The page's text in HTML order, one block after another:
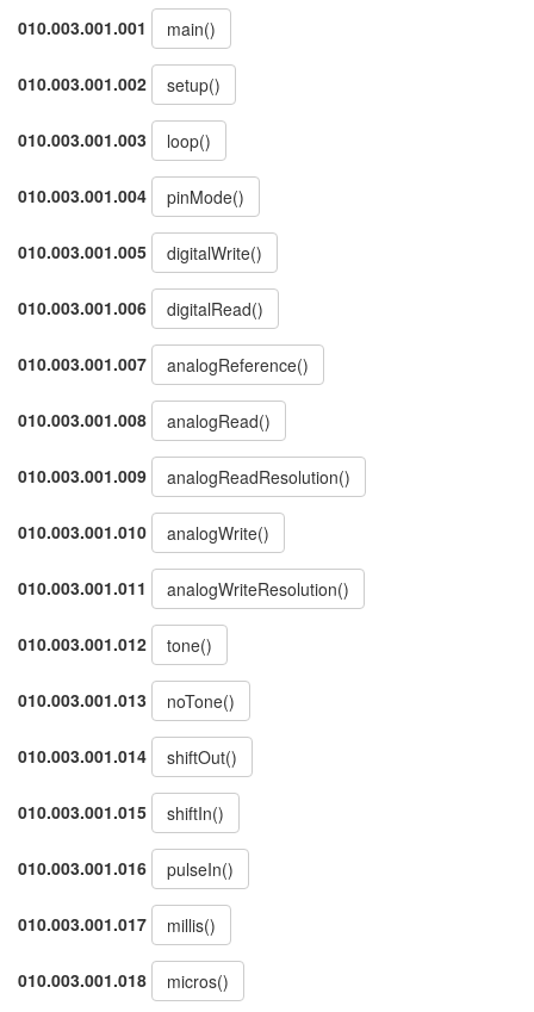
010.003.001.001 main()
010.003.001.002 setup()
010.003.001.003 loop()
010.003.001.004 pinMode()
010.003.001.005 digitalWrite()
010.003.001.006 digitalRead()
010.003.001.007 analogReference()
010.003.001.008 analogRead()
010.003.001.009 analogReadResolution()
010.003.001.010 analogWrite()
010.003.001.011 analogWriteResolution()
010.003.001.012 tone()
010.003.001.013 noTone()
010.003.001.014 shiftOut()
010.003.001.015 shiftIn()
010.003.001.016 pulseIn()
010.003.001.017 millis()
010.003.001.018 micros()